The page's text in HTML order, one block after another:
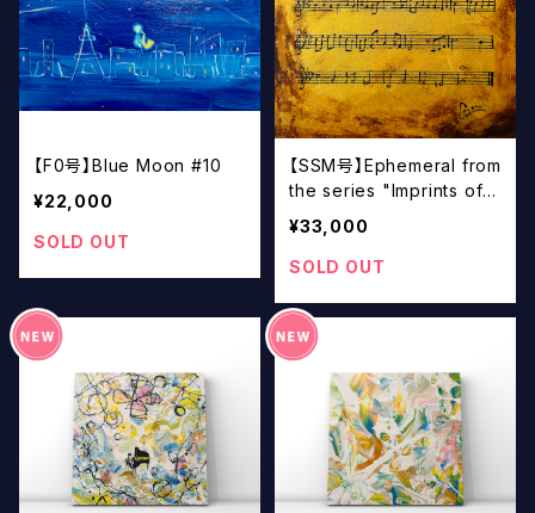
【F0号】Blue Moon #10
¥22,000
SOLD OUT
【SSM号】Ephemeral from
the series "Imprints of S
ound / 音の刻印" #4
¥33,000
SOLD OUT